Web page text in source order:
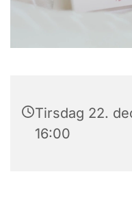
Tirsdag 22.
16:00